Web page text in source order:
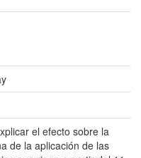
el efecto sobre la
de la aplicación de las